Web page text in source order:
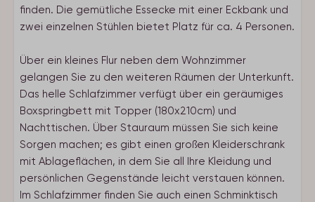
finden. Die gemütliche Essecke mit einer Eckbank und
zwei einzelnen Stühlen bietet Platz für ca. 4 Personen.
Über ein kleines Flur neben dem Wohnzimmer
gelangen Sie zu den weiteren Räumen der Unterkunft.
Das helle Schlafzimmer verfügt über ein geräumiges
Boxspringbett mit Topper (180x210cm) und
Nachttischen. Über Stauraum müssen Sie sich keine
Sorgen machen; es gibt einen großen Kleiderschrank
mit Ablageflächen, in dem Sie all Ihre Kleidung und
persönlichen Gegenstände leicht verstauen können.
Im Schlafzimmer finden Sie auch einen Schminktisch